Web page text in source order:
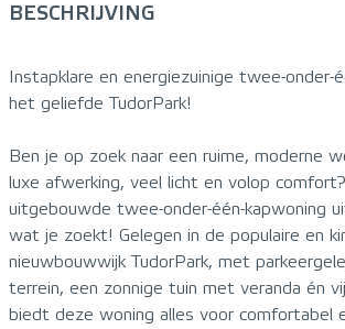
BESCHRIJVING
Instapklare en energiezuinige twee-onder-
het geliefde TudorPark!
Ben je op zoek naar een ruime, moderne
luxe afwerking, veel licht en volop
uitgebouwde twee-onder-één-kapwoning
wat je zoekt! Gelegen in de populaire en
nieuwbouwwijk TudorPark, met
terrein, een zonnige tuin met veranda én
biedt deze woning alles voor comfortabel